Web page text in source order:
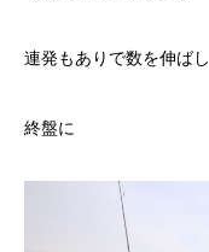
連発もありで数を伸ばし
終盤に